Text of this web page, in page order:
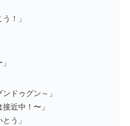
！」
ドゥグン～」
近中！〜」
う」